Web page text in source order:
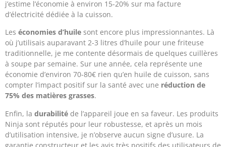
j’estime l’économie à environ 15-20% sur ma facture
d’électricité dédiée à la cuisson.
Les économies d’huile sont encore plus impressionnantes. Là
où j’utilisais auparavant 2-3 litres d’huile pour une friteuse
traditionnelle, je me contente désormais de quelques cuillères
à soupe par semaine. Sur une année, cela représente une
économie d’environ 70-80€ rien qu’en huile de cuisson, sans
compter l’impact positif sur la santé avec une réduction de
75% des matières grasses.
Enfin, la durabilité de l’appareil joue en sa faveur. Les produits
Ninja sont réputés pour leur robustesse, et après un mois
d’utilisation intensive, je n’observe aucun signe d’usure. La
garantie constructeur et les avis très positifs des utilisateurs de